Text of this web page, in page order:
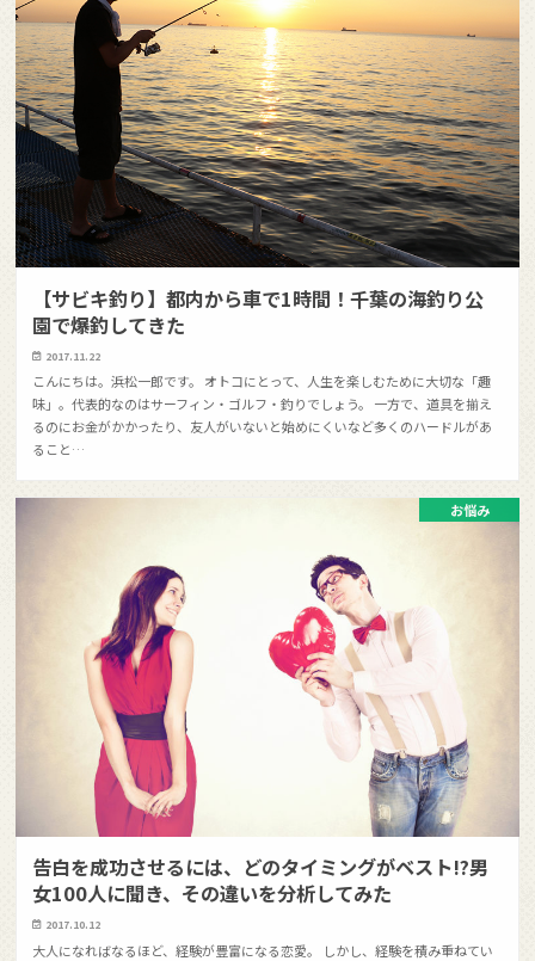
【サビキ釣り】都内から車で1時間！千葉の海釣り公
園で爆釣してきた
2017.11.22
こんにちは。浜松一郎です。 オトコにとって、人生を楽しむために大切な「趣
味」。代表的なのはサーフィン・ゴルフ・釣りでしょう。 一方で、道具を揃え
るのにお金がかかったり、友人がいないと始めにくいなど多くのハードルがあ
ること…
お悩み
告白を成功させるには、どのタイミングがベスト!?男
女100人に聞き、その違いを分析してみた
2017.10.12
大人になればなるほど、経験が豊富になる恋愛。 しかし、経験を積み重ねてい